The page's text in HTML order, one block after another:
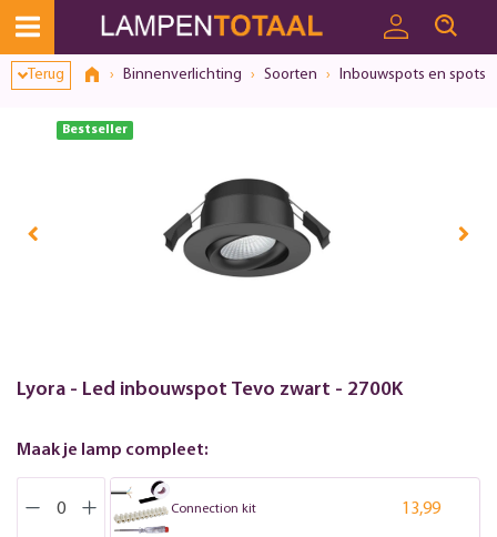
Terug Binnenverlichting Soorten Inbouwspots en spots
Bestseller
Lyora - Led inbouwspot Tevo zwart - 2700K
Maak je lamp compleet:
Connection kit 13,99